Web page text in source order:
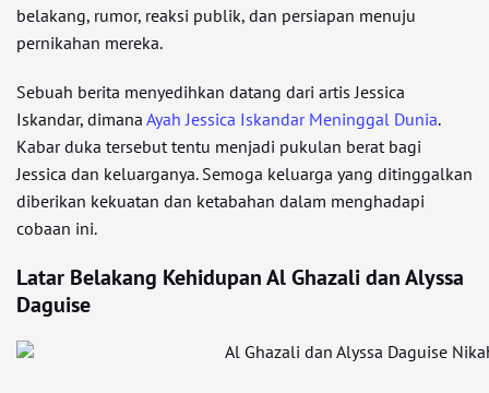
belakang, rumor, reaksi publik, dan persiapan menuju
pernikahan mereka.
Sebuah berita menyedihkan datang dari artis Jessica
Iskandar, dimana Ayah Jessica Iskandar Meninggal Dunia.
Kabar duka tersebut tentu menjadi pukulan berat bagi
Jessica dan keluarganya. Semoga keluarga yang ditinggalkan
diberikan kekuatan dan ketabahan dalam menghadapi
cobaan ini.
Latar Belakang Kehidupan Al Ghazali dan Alyssa
Daguise